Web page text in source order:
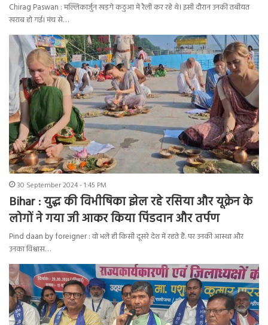
Chirag Paswan : मल्लिकार्जुन खड़गे कठुआ में रैली कर रहे थे। इसी दौरान उनकी तबीयत
खराब हो गई। मंच से…
30 September 2024 - 1:45 PM
Bihar : युद्ध की विभीषिका झेल रहे रसिया और यूक्रेन के
लोगों ने गया जी आकर किया पिंडदान और तर्पण
Pind daan by foreigner : वो भले ही किसी दूसरे देश में रहते हैं. पर उनकी आस्था और
उनका विश्वास…